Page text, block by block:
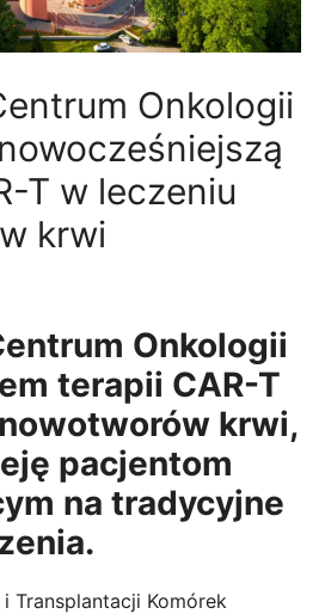
Onkologii
T w leczeniu
krwi
Onkologii
terapii CAR-T
krwi,
pacjentom
na tradycyjne
Transplantacji Komórek